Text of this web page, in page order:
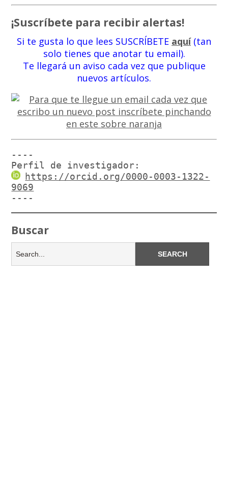
¡Suscríbete para recibir alertas!
Si te gusta lo que lees SUSCRÍBETE aquí(tan
solo tienes que anotar tu email).
Te llegará un aviso cada vez que publique
nuevos artículos.
----
Perfil de investigador:
https://orcid.org/0000-0003-1322-
9069
----
Buscar